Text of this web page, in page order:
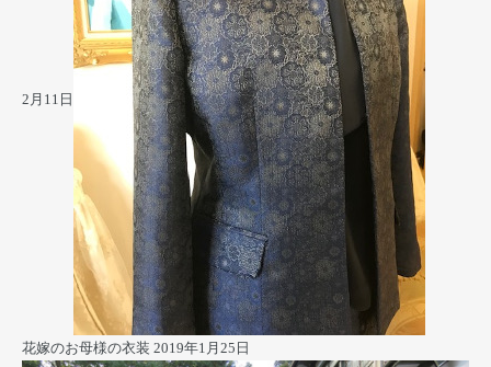
2月11日
花嫁のお母様の衣装 2019年1月25日